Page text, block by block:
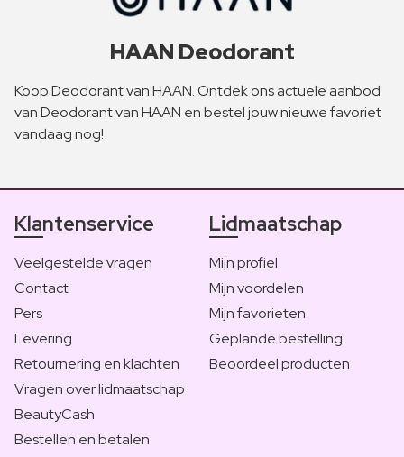
HAAN Deodorant
Koop Deodorant van HAAN. Ontdek ons actuele aanbod
van Deodorant van HAAN en bestel jouw nieuwe favoriet
vandaag nog!
Klantenservice
Veelgestelde vragen
Contact
Pers
Levering
Retournering en klachten
Vragen over lidmaatschap
BeautyCash
Bestellen en betalen
Lidmaatschap
Mijn profiel
Mijn voordelen
Mijn favorieten
Geplande bestelling
Beoordeel producten